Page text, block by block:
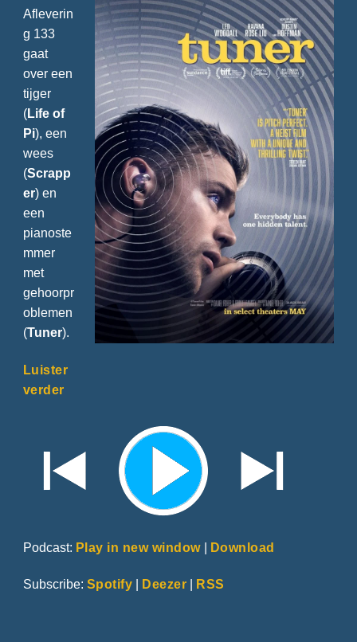
Afleverin
g 133
gaat
over een
tijger
(Life of
Pi), een
wees
(Scrapp
er) en
een
pianoste
mmer
met
gehoorpr
oblemen
(Tuner).
Luister
verder
Podcast: Play in new window| Download
Subscribe: Spotify Deezer RSS